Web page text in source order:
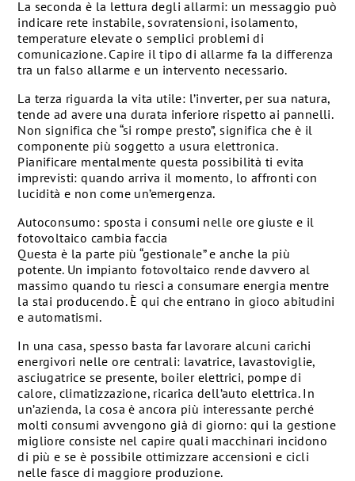
La seconda è la lettura degli allarmi: un messaggio può
indicare rete instabile, sovratensioni, isolamento,
temperature elevate o semplici problemi di
comunicazione. Capire il tipo di allarme fa la differenza
tra un falso allarme e un intervento necessario.
La terza riguarda la vita utile: l’inverter, per sua natura,
tende ad avere una durata inferiore rispetto ai pannelli.
Non significa che “si rompe presto”, significa che è il
componente più soggetto a usura elettronica.
Pianificare mentalmente questa possibilità ti evita
imprevisti: quando arriva il momento, lo affronti con
lucidità e non come un’emergenza.
Autoconsumo: sposta i consumi nelle ore giuste e il
fotovoltaico cambia faccia
Questa è la parte più “gestionale” e anche la più
potente. Un impianto fotovoltaico rende davvero al
massimo quando tu riesci a consumare energia mentre
la stai producendo. È qui che entrano in gioco abitudini
e automatismi.
In una casa, spesso basta far lavorare alcuni carichi
energivori nelle ore centrali: lavatrice, lavastoviglie,
asciugatrice se presente, boiler elettrici, pompe di
calore, climatizzazione, ricarica dell’auto elettrica. In
un’azienda, la cosa è ancora più interessante perché
molti consumi avvengono già di giorno: qui la gestione
migliore consiste nel capire quali macchinari incidono
di più e se è possibile ottimizzare accensioni e cicli
nelle fasce di maggiore produzione.